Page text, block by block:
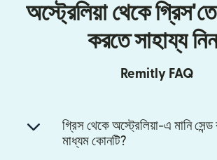
অস্ট্রেলিয়া থেকে গ্রিস'তে
করতে সাহায্য
Remitly FAQ
গ্রিস থেকে অস্ট্রেলিয়া-এ মানি
মাধ্যম কোনটি?